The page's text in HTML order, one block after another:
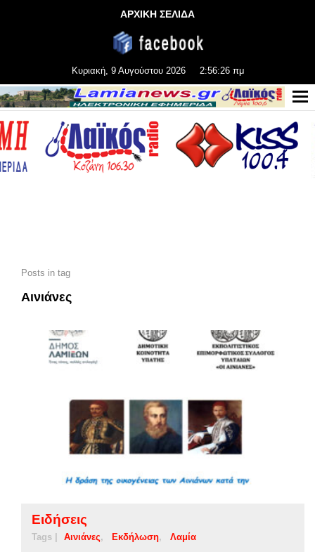
ΑΡΧΙΚΗ ΣΕΛΙΔΑ
Κυριακή, 9 Αυγούστου 2026 2:56:28 πμ
Posts in tag
Αινιάνες
Ειδήσεις
Tags | Αινιάνες Εκδήλωση Λαμία